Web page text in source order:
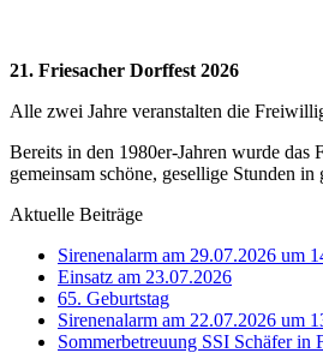
21. Friesacher Dorffest 2026
Alle zwei Jahre veranstalten die
Bereits in den 1980er-Jahren wurde das
gemeinsam schöne, gesellige Stunden
Aktuelle Beiträge
Sirenenalarm am 29.07.2026 um
Einsatz am 23.07.2026
65. Geburtstag
Sirenenalarm am 22.07.2026 um
Sommerbetreuung SSI Schäfer in